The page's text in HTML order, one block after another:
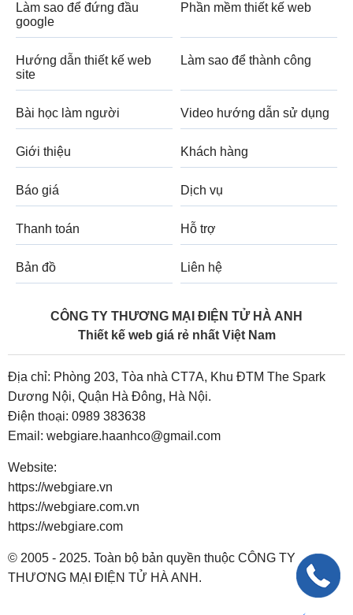
Làm sao để đứng đầu
google
Phần mềm thiết kế web
Hướng dẫn thiết kế web
site
Làm sao để thành công
Bài học làm người Video hướng dẫn sử dụng
Giới thiệu Khách hàng
Báo giá Dịch vụ
Thanh toán Hỗ trợ
Bản đồ Liên hệ
CÔNG TY THƯƠNG MẠI ĐIỆN TỬ HÀ ANH
Thiết kế web giá rẻ nhất Việt Nam
Địa chỉ: Phòng 203, Tòa nhà CT7A, Khu ĐTM The Spark
Dương Nội, Quận Hà Đông, Hà Nội.
Điện thoại: 0989 383638
Email: webgiare.haanhco@gmail.com
Website:
https://webgiare.vn
https://webgiare.com.vn
https://webgiare.com
© 2005 - 2025. Toàn bộ bản quyền thuộc CÔNG TY
THƯƠNG MẠI ĐIỆN TỬ HÀ ANH.